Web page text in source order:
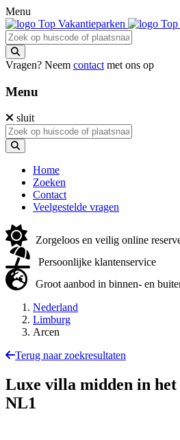
Menu
Vragen? Neem contact met ons op
Menu
sluit
Home
Zoeken
Contact
Veelgestelde vragen
Zorgeloos en veilig online
Persoonlijke klantenservice
Groot aanbod in binnen- en
Nederland
Limburg
Arcen
Terug naar zoekresultaten
Luxe villa midden in het
NL1